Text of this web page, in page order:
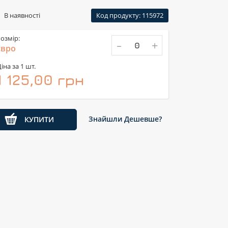
В наявності Код продукту: 115972
за 1 шт.
125,00 грн
- +
КУПИТИ Знайшли Дешевше?